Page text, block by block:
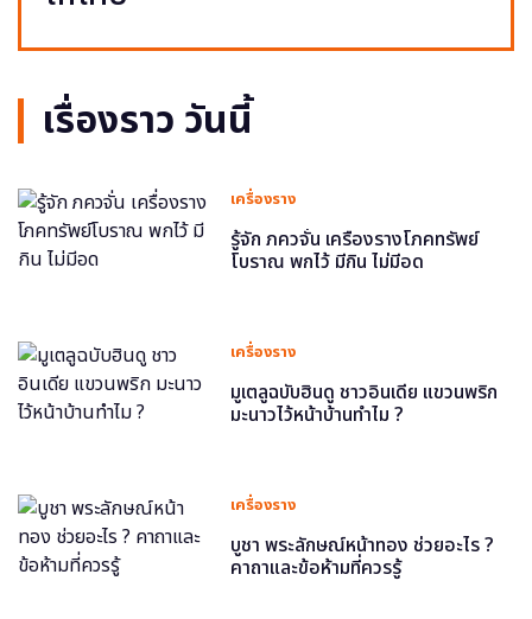
เรื่องราว วันนี้
เครื่องราง
รู้จัก ภควจั่น เครื่องรางโภคทรัพย์
โบราณ พกไว้ มีกิน ไม่มีอด
เครื่องราง
มูเตลูฉบับฮินดู ชาวอินเดีย แขวนพริก
มะนาวไว้หน้าบ้านทำไม ?
เครื่องราง
บูชา พระลักษณ์หน้าทอง ช่วยอะไร ?
คาถาและข้อห้ามที่ควรรู้